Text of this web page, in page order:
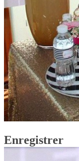
Enregistrer